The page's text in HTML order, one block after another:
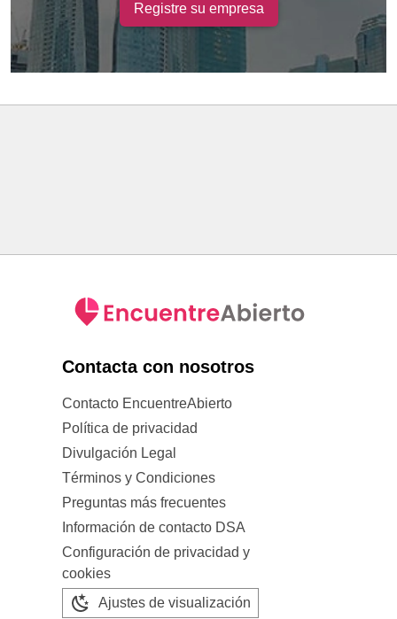
Registre su empresa
Contacta con nosotros
Contacto EncuentreAbierto
Política de privacidad
Divulgación Legal
Términos y Condiciones
Preguntas más frecuentes
Información de contacto DSA
Configuración de privacidad y
cookies
Ajustes de visualización